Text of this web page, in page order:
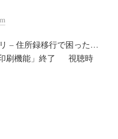
– 住所録移行で困った…
印刷機能」終了 視聴時